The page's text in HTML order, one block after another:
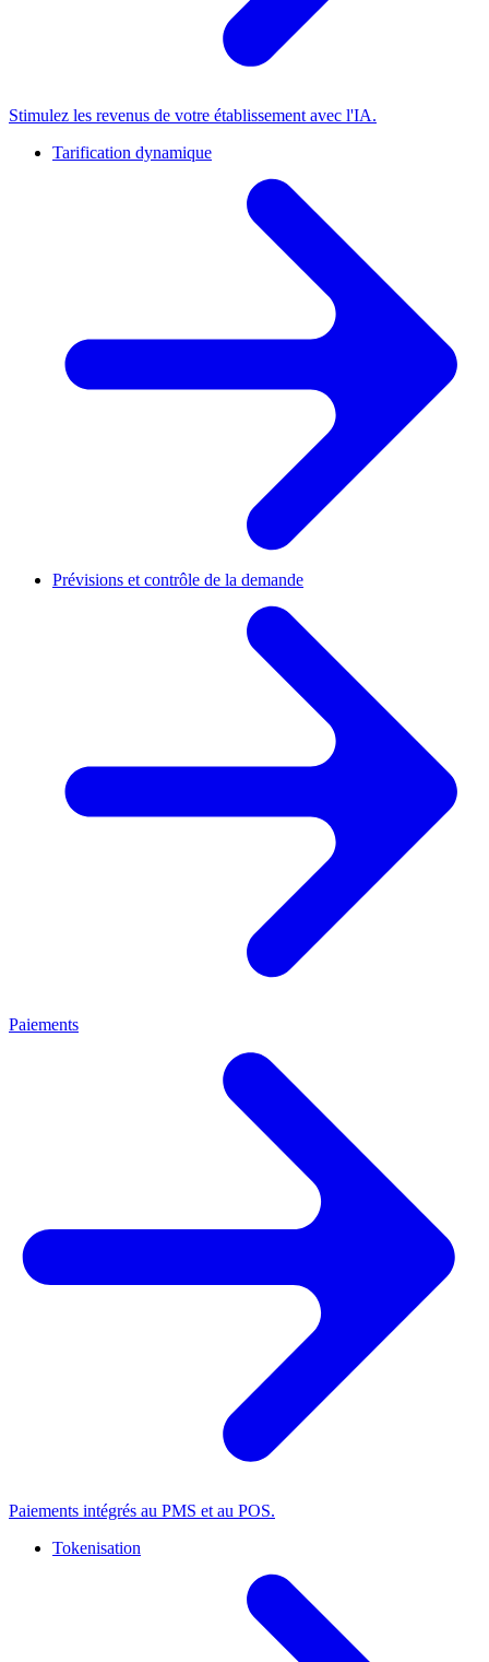
Stimulez les revenus de votre établissement avec l'IA.
Tarification dynamique
Prévisions et contrôle de la demande
Paiements
Paiements intégrés au PMS et au POS.
Tokenisation